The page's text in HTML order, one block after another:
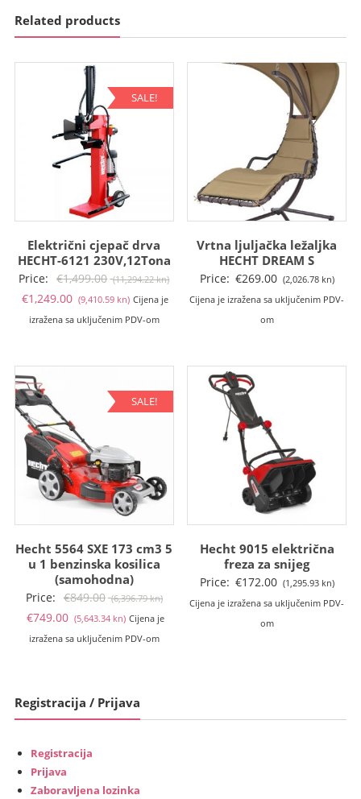
Related products
SALE!
Električni cjepač drva
HECHT-6121 230V,12Tona
Price: €1,499.00 (11,294.22 kn)Izvorna
cijena
(11,294.22
€1,249.00 (9,410.59 kn)Trenutna
cijena
kn).
Cijena je
izražena sa uključenim PDV-om
Vrtna ljuljačka ležaljka
HECHT DREAM S
Price: €269.00 (2,026.78 kn)
Cijena je izražena sa uključenim PDV-
om
SALE!
Hecht 5564 SXE 173 cm3 5
u 1 benzinska kosilica
(samohodna)
Price: €849.00 (6,396.79 kn)Izvorna
cijena
kn).
€749.00 (5,643.34 kn)Trenutna
cijena
kn).
Cijena je
izražena sa uključenim PDV-om
Hecht 9015 električna
freza za snijeg
Price: €172.00 (1,295.93 kn)
Cijena je izražena sa uključenim PDV-
om
Registracija / Prijava
Registracija
Prijava
Zaboravljena lozinka